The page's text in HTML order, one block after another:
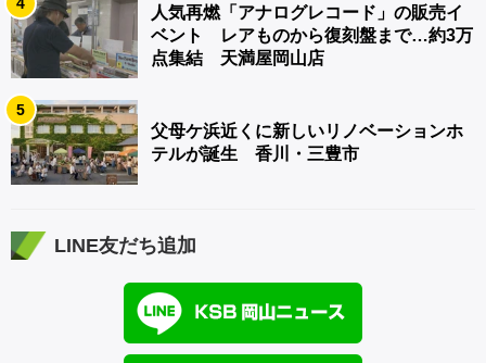
人気再燃「アナログレコード」の販売イ
ベント レアものから復刻盤まで…約3万
点集結 天満屋岡山店
5
父母ケ浜近くに新しいリノベーションホ
テルが誕生 香川・三豊市
LINE友だち追加